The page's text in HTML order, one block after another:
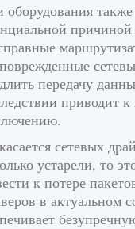
и «Интер» в EA
2 064 0
оборудования
причиной
передачу
приводит
сетевых
устарели, то
к потере
в актуальном